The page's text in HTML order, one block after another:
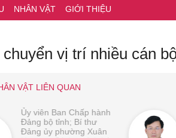
NHÂN VẬT GIỚI THIỆU
vị trí nhiều cán
VẬT LIÊN QUAN
Ủy viên Ban Chấp hành
Đảng bộ tỉnh; Bí thư
Đảng ủy phường Xuân